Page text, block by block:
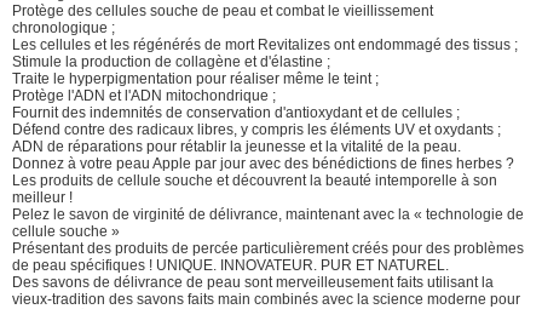
Protège des cellules souche de peau et combat le vieillissement
chronologique ;
Les cellules et les régénérés de mort Revitalizes ont endommagé des tissus ;
Stimule la production de collagène et d'élastine ;
Traite le hyperpigmentation pour réaliser même le teint ;
Protège l'ADN et l'ADN mitochondrique ;
Fournit des indemnités de conservation d'antioxydant et de cellules ;
Défend contre des radicaux libres, y compris les éléments UV et oxydants ;
ADN de réparations pour rétablir la jeunesse et la vitalité de la peau.
Donnez à votre peau Apple par jour avec des bénédictions de fines herbes ?
Les produits de cellule souche et découvrent la beauté intemporelle à son
meilleur !
Pelez le savon de virginité de délivrance, maintenant avec la « technologie de
cellule souche »
Présentant des produits de percée particulièrement créés pour des problèmes
de peau spécifiques ! UNIQUE. INNOVATEUR. PUR ET NATUREL.
Des savons de délivrance de peau sont merveilleusement faits utilisant la
vieux-tradition des savons faits main combinés avec la science moderne pour